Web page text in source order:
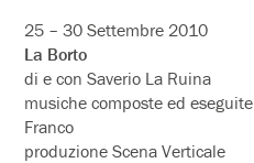
25 – 30 Settembre 2010
La Borto
di e con Saverio La Ruina
musiche composte ed
Franco
produzione Scena Verticale